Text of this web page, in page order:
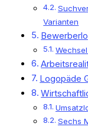
Varianten
Logopäde
Sechs